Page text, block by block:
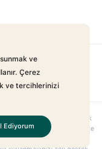
hastane veya klinik
amaçlar. Site
veya tedavi yerine geçmez.
ve
Çerez
ve tercihlerinizi
Ediyorum